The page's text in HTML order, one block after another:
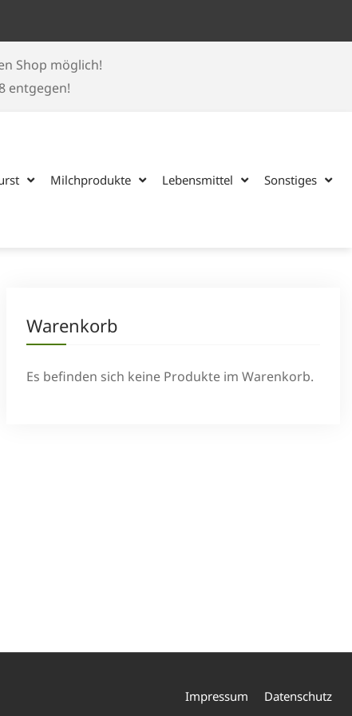
Shop möglich!
entgegen!
Milchprodukte Lebensmittel Sonstiges
Warenkorb
Es befinden sich keine Produkte im Warenkorb.
Impressum Datenschutz